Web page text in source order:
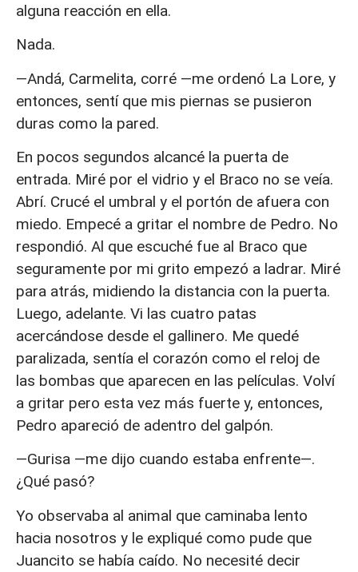
alguna reacción en ella.
Nada.
—Andá, Carmelita, corré —me ordenó La Lore, y
entonces, sentí que mis piernas se pusieron
duras como la pared.
En pocos segundos alcancé la puerta de
entrada. Miré por el vidrio y el Braco no se veía.
Abrí. Crucé el umbral y el portón de afuera con
miedo. Empecé a gritar el nombre de Pedro. No
respondió. Al que escuché fue al Braco que
seguramente por mi grito empezó a ladrar. Miré
para atrás, midiendo la distancia con la puerta.
Luego, adelante. Vi las cuatro patas
acercándose desde el gallinero. Me quedé
paralizada, sentía el corazón como el reloj de
las bombas que aparecen en las películas. Volví
a gritar pero esta vez más fuerte y, entonces,
Pedro apareció de adentro del galpón.
—Gurisa —me dijo cuando estaba enfrente—.
¿Qué pasó?
Yo observaba al animal que caminaba lento
hacia nosotros y le expliqué como pude que
Juancito se había caído. No necesité decir